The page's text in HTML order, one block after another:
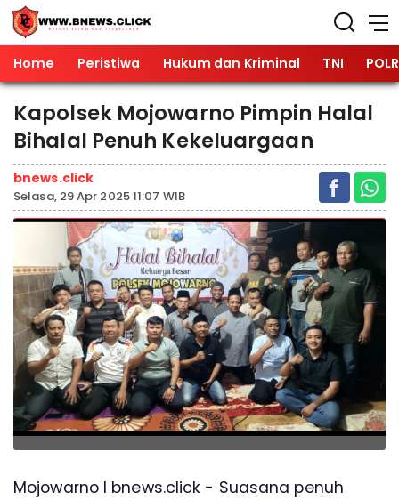
Home Peristiwa Hukum dan Kriminal TNI
Kapolsek Mojowarno Pimpin Halal
Bihalal Penuh Kekeluargaan
bnews.click
Selasa, 29 Apr 2025 11:07 WIB
Mojowarno l bnews.click - Suasana penuh